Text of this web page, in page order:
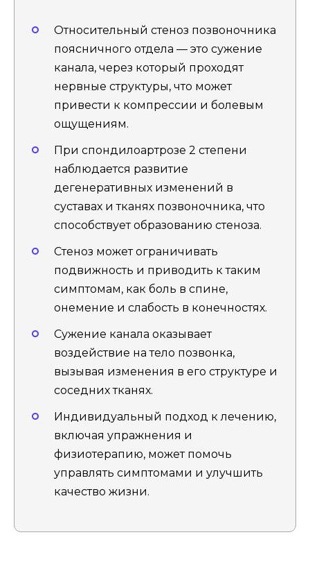
Относительный стеноз позвоночника
поясничного отдела — это сужение
канала, через который проходят
нервные структуры, что может
привести к компрессии и болевым
ощущениям.
При спондилоартрозе 2 степени
наблюдается развитие
дегенеративных изменений в
суставах и тканях позвоночника, что
способствует образованию стеноза.
Стеноз может ограничивать
подвижность и приводить к таким
симптомам, как боль в спине,
онемение и слабость в конечностях.
Сужение канала оказывает
воздействие на тело позвонка,
вызывая изменения в его структуре и
соседних тканях.
Индивидуальный подход к лечению,
включая упражнения и
физиотерапию, может помочь
управлять симптомами и улучшить
качество жизни.